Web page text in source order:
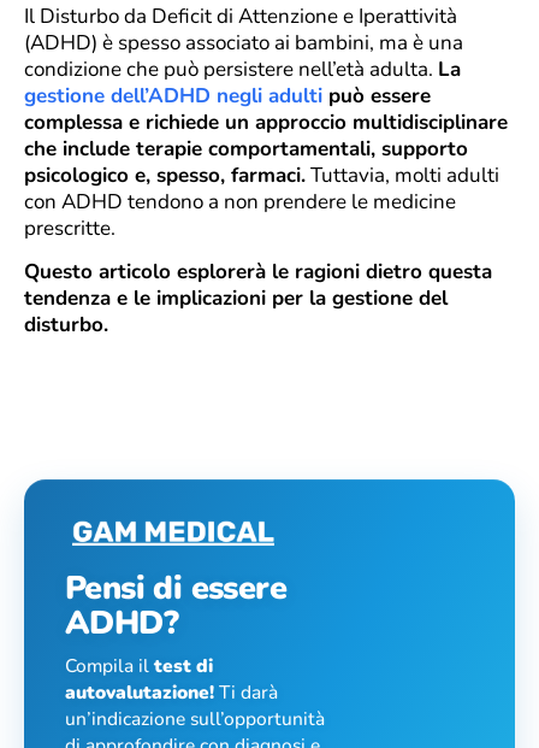
Il Disturbo da Deficit di Attenzione e Iperattività
(ADHD) è spesso associato ai bambini, ma è una
condizione che può persistere nell’età adulta. La
gestione dell’ADHD negli adulti può essere
complessa e richiede un approccio multidisciplinare
che include terapie comportamentali, supporto
psicologico e, spesso, farmaci.Tuttavia, molti adulti
con ADHD tendono a non prendere le medicine
prescritte.
Questo articolo esplorerà le ragioni dietro questa
tendenza e le implicazioni per la gestione del
disturbo.
Pensi di essere
ADHD?
Compila iltest di
autovalutazione!Ti darà
un’indicazione sull’opportunità